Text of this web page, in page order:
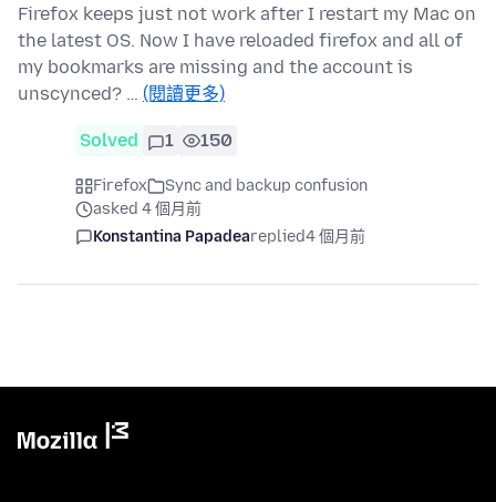
Firefox keeps just not work after I restart my Mac on
the latest OS. Now I have reloaded firefox and all of
my bookmarks are missing and the account is
unscynced? … (閱讀更多)
Solved 1 150
Firefox
Sync and backup confusion
asked 4 個月前
Konstantina Papadeareplied4 個月前